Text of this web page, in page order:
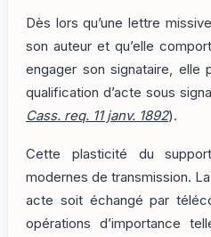
Dès lors qu’une lettre
son auteur et qu’elle
engager son signataire, elle
qualification d’acte sous
Cass. req. 11 janv. 1892).
Cette plasticité du
modernes de transmission.
acte soit échangé par
opérations d’importance